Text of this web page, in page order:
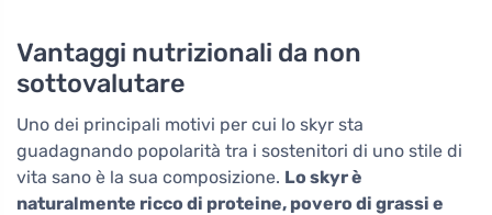
Vantaggi nutrizionali da non
sottovalutare
Uno dei principali motivi per cui lo skyr sta
guadagnando popolarità tra i sostenitori di uno stile di
vita sano è la sua composizione. Lo skyr è
naturalmente ricco di proteine, povero di grassi e